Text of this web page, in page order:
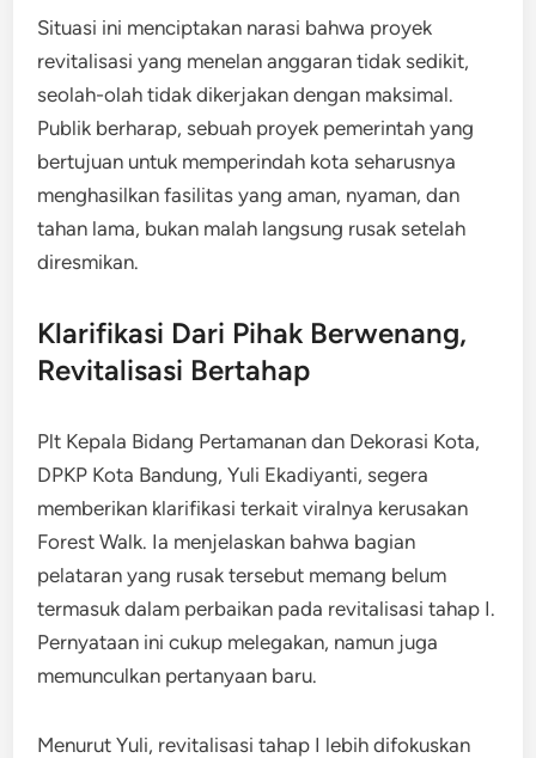
Situasi ini menciptakan narasi bahwa proyek
revitalisasi yang menelan anggaran tidak sedikit,
seolah-olah tidak dikerjakan dengan maksimal.
Publik berharap, sebuah proyek pemerintah yang
bertujuan untuk memperindah kota seharusnya
menghasilkan fasilitas yang aman, nyaman, dan
tahan lama, bukan malah langsung rusak setelah
diresmikan.
Klarifikasi Dari Pihak Berwenang,
Revitalisasi Bertahap
Plt Kepala Bidang Pertamanan dan Dekorasi Kota,
DPKP Kota Bandung, Yuli Ekadiyanti, segera
memberikan klarifikasi terkait viralnya kerusakan
Forest Walk. ​Ia menjelaskan bahwa bagian
pelataran yang rusak tersebut memang belum
termasuk dalam perbaikan pada revitalisasi tahap I.​
Pernyataan ini cukup melegakan, namun juga
memunculkan pertanyaan baru.
Menurut Yuli, revitalisasi tahap I lebih difokuskan